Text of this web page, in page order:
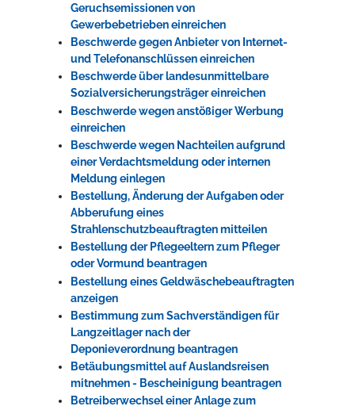
Geruchsemissionen von
Gewerbebetrieben einreichen
Beschwerde gegen Anbieter von Internet-
und Telefonanschlüssen einreichen
Beschwerde über landesunmittelbare
Sozialversicherungsträger einreichen
Beschwerde wegen anstößiger Werbung
einreichen
Beschwerde wegen Nachteilen aufgrund
einer Verdachtsmeldung oder internen
Meldung einlegen
Bestellung, Änderung der Aufgaben oder
Abberufung eines
Strahlenschutzbeauftragten mitteilen
Bestellung der Pflegeeltern zum Pfleger
oder Vormund beantragen
Bestellung eines Geldwäschebeauftragten
anzeigen
Bestimmung zum Sachverständigen für
Langzeitlager nach der
Deponieverordnung beantragen
Betäubungsmittel auf Auslandsreisen
mitnehmen - Bescheinigung beantragen
Betreiberwechsel einer Anlage zum